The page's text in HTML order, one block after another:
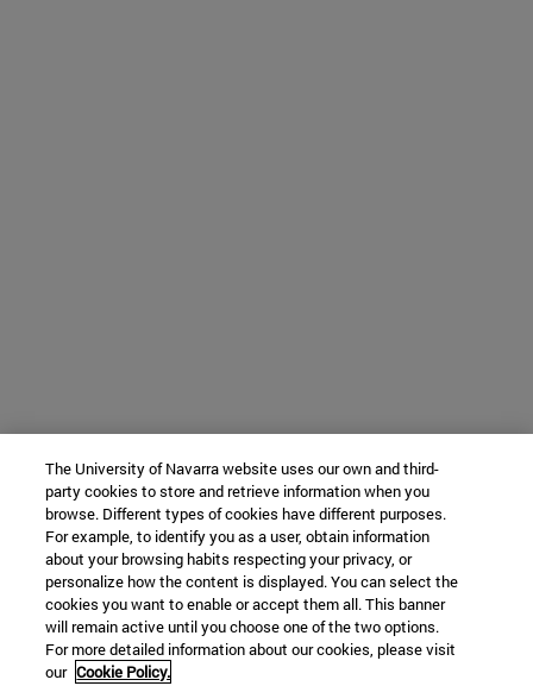
The University of Navarra website uses our own and third-
party cookies to store and retrieve information when you
browse. Different types of cookies have different purposes.
For example, to identify you as a user, obtain information
about your browsing habits respecting your privacy, or
personalize how the content is displayed. You can select the
cookies you want to enable or accept them all. This banner
will remain active until you choose one of the two options.
For more detailed information about our cookies, please visit
our Cookie Policy.